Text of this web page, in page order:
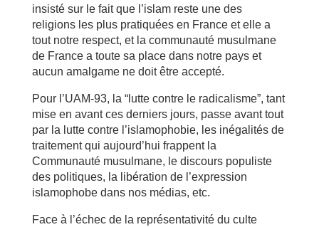
insisté sur le fait que l’islam reste une des
religions les plus pratiquées en France et elle a
tout notre respect, et la communauté musulmane
de France a toute sa place dans notre pays et
aucun amalgame ne doit être accepté.
Pour l’UAM-93, la “lutte contre le radicalisme”, tant
mise en avant ces derniers jours, passe avant tout
par la lutte contre l’islamophobie, les inégalités de
traitement qui aujourd’hui frappent la
Communauté musulmane, le discours populiste
des politiques, la libération de l’expression
islamophobe dans nos médias, etc.
Face à l’échec de la représentativité du culte